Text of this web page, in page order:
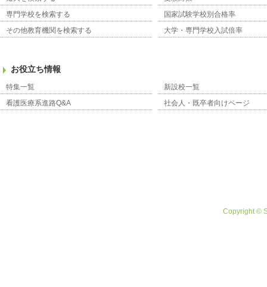
専門学校を検索する
その他教育機関を検索する
国家試験学校別合格率
大学・専門学校入試倍率
お役立ち情報
特集一覧
新設校一覧
看護医療系進路Q&A
社会人・既卒者向けページ
Copyright ©